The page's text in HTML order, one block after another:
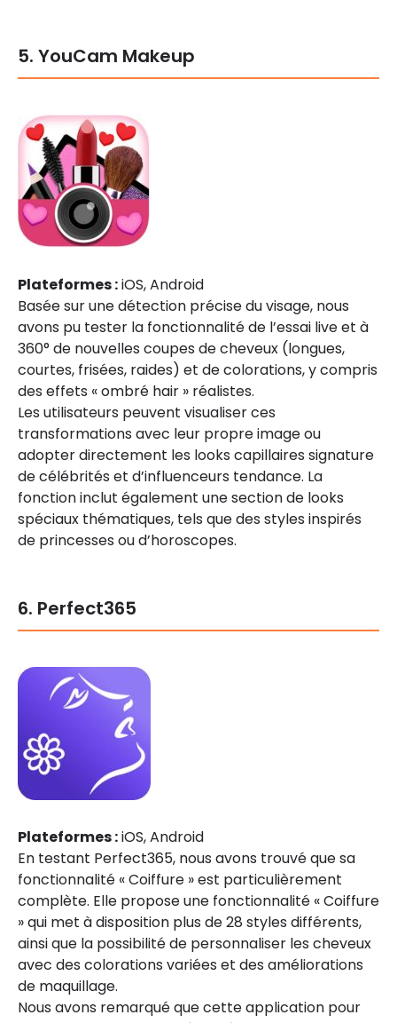
5. YouCam Makeup
Plateformes :iOS, Android
Basée sur une détection précise du visage, nous
avons pu tester la fonctionnalité de l’essai live et à
360° de nouvelles coupes de cheveux (longues,
courtes, frisées, raides) et de colorations, y compris
des effets « ombré hair » réalistes.
Les utilisateurs peuvent visualiser ces
transformations avec leur propre image ou
adopter directement les looks capillaires signature
de célébrités et d’influenceurs tendance. La
fonction inclut également une section de looks
spéciaux thématiques, tels que des styles inspirés
de princesses ou d’horoscopes.
6. Perfect365
Plateformes :iOS, Android
En testant Perfect365, nous avons trouvé que sa
fonctionnalité « Coiffure » est particulièrement
complète. Elle propose une fonctionnalité « Coiffure
» qui met à disposition plus de 28 styles différents,
ainsi que la possibilité de personnaliser les cheveux
avec des colorations variées et des améliorations
de maquillage.
Nous avons remarqué que cette application pour